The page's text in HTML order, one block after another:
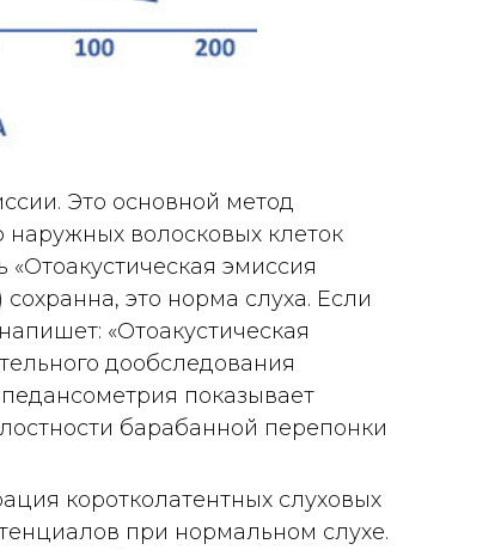
Это основной метод
волосковых клеток
эмиссия
это норма слуха. Если
«Отоакустическая
дообследования
показывает
барабанной перепонки
коротколатентных слуховых
при нормальном слухе.